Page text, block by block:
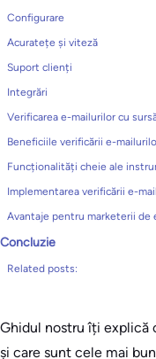
Configurare
Acuratețe și viteză
Suport clienți
Integrări
Verificarea e-mailurilor cu
Beneficiile verificării e-
Funcționalități cheie ale
Implementarea verificării e-
Avantaje pentru marketerii de
Concluzie
Related posts:
Ghidul nostru îți explică
și care sunt cele mai